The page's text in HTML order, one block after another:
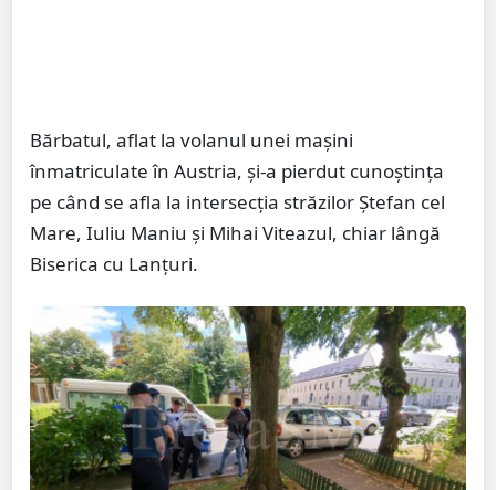
Bărbatul, aflat la volanul unei mașini
înmatriculate în Austria, și-a pierdut cunoștința
pe când se afla la intersecția străzilor Ștefan cel
Mare, Iuliu Maniu și Mihai Viteazul, chiar lângă
Biserica cu Lanțuri.